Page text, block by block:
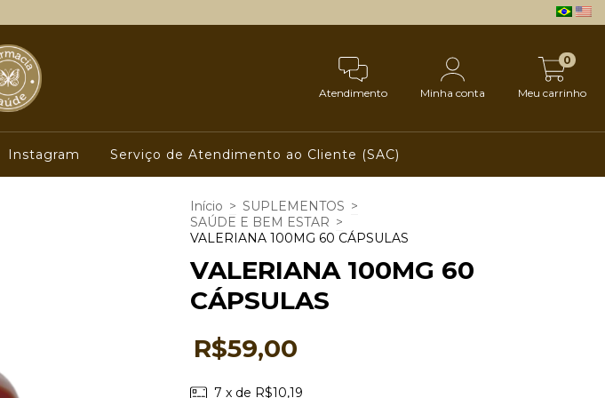
Atendimento Minha conta Meu carrinho
0
Instagram Serviço de Atendimento ao Cliente (SAC)
Início > SUPLEMENTOS >
SAÚDE E BEM ESTAR >
VALERIANA 100MG 60 CÁPSULAS
VALERIANA 100MG 60
CÁPSULAS
R$59,00
7 x de R$10,19